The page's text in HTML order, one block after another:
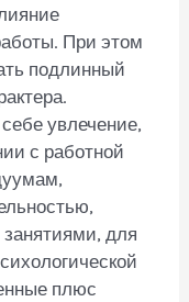
При этом
подлинный
увлечение,
с работной
занятиями, для
плюс